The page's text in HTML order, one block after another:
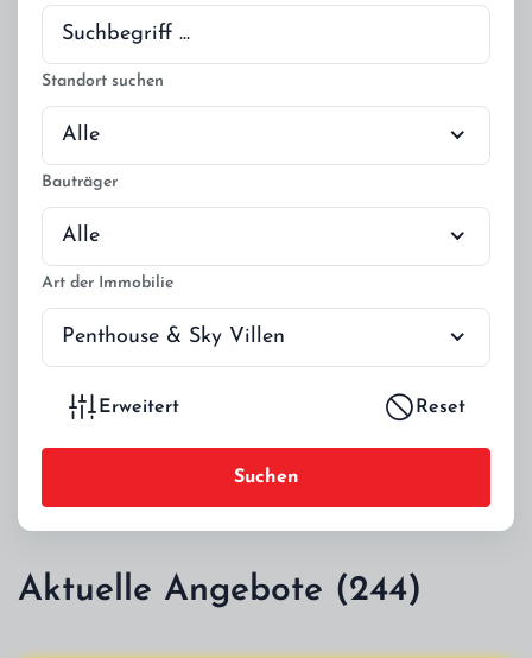
Standort suchen
Alle
Bauträger
Alle
Art der Immobilie
Penthouse & Sky Villen
Erweitert Reset
Suchen
Aktuelle Angebote (244)